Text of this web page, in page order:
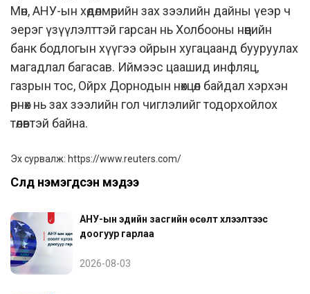
Мөн, АНУ-ын хөдөлмөрийн зах зээлийн дайны үеэр ч
эерэг үзүүлэлттэй гарсан нь Холбооны нөөцийн
банк бодлогын хүүгээ ойрын хугацаанд бууруулах
магадлал багасав. Иймээс цаашид инфляц,
газрын тос, Ойрх Дорнодын нөхцөл байдал хэрхэн
өрнөх нь зах зээлийн гол чиглэлийг тодорхойлох
төлөвтэй байна.
Эх сурвалж: https://www.reuters.com/
Сүүлд нэмэгдсэн мэдээ
АНУ-ын эдийн засгийн өсөлт хүлээлтээс
доогуур гарлаа
2026-08-03